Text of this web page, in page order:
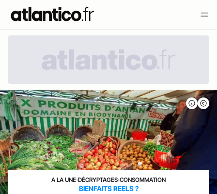
A LA UNE›DÉCRYPTAGES›CONSOMMATION
BIENFAITS REELS ?